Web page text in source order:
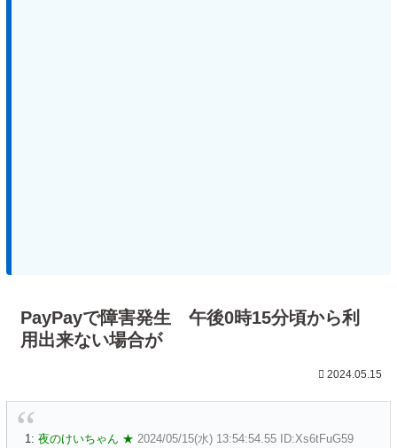
PayPayで障害発生 午後0時15分頃から利
用出来ない場合が
2024.05.15
1: 夜のけいちゃん ★ 2024/05/15(水) 13:54:54.55 ID:Xs6tFuG59